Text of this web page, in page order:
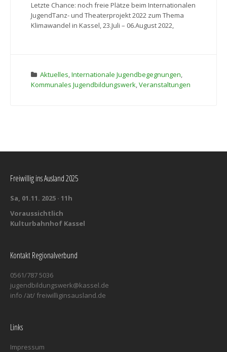
Letzte Chance: noch freie Plätze beim Internationalen
JugendTanz- und Theaterprojekt 2022 zum Thema
Klimawandel in Kassel, 23.Juli – 06.August 2022,
Aktuelles,Internationale Jugendbegegnungen,
Kommunales Jugendbildungswerk,Veranstaltungen
Freiwillig ins Ausland 2025
Sa, 01.11. 2025 · 11h
Voraussichtlich
Kulturbahnhof Kassel
Kontakt Regionalverbund
0561/787 5036
jugendbildungswerk@kassel.de
info /ät/ freiwilliginsausland.de
Links
Impressum